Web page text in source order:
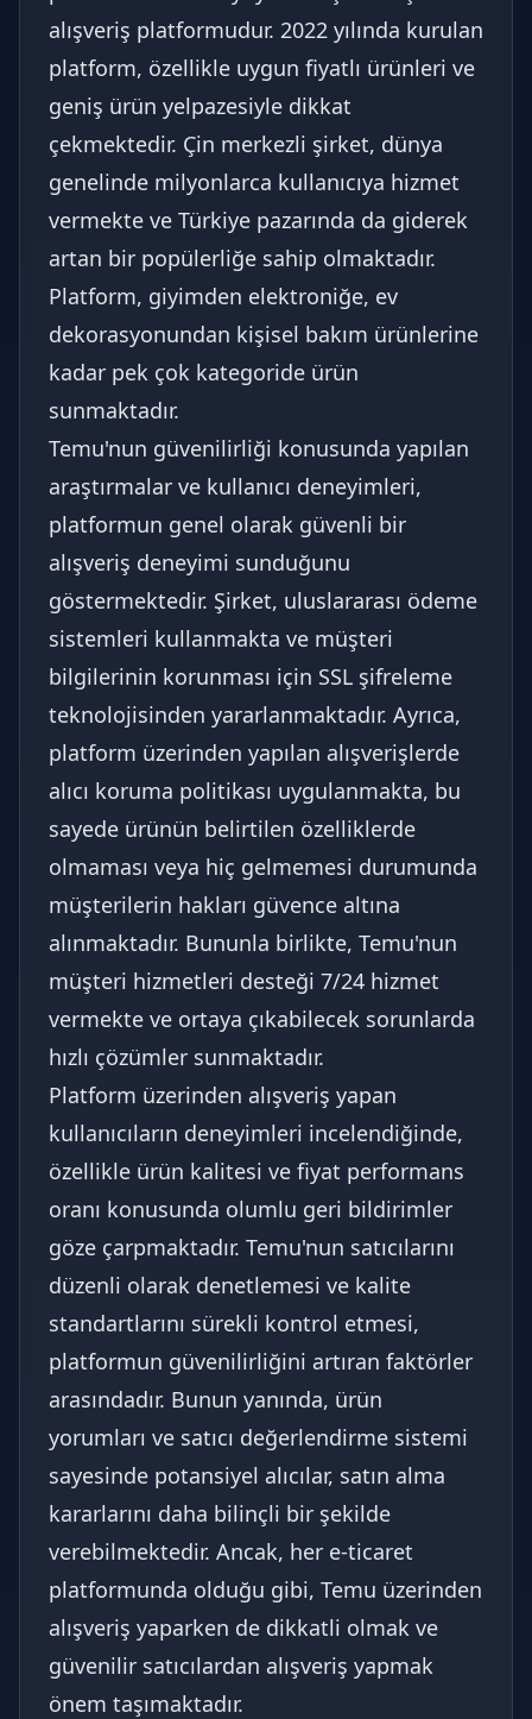
alışveriş platformudur. 2022 yılında kurulan
platform, özellikle uygun fiyatlı ürünleri ve
geniş ürün yelpazesiyle dikkat
çekmektedir. Çin merkezli şirket, dünya
genelinde milyonlarca kullanıcıya hizmet
vermekte ve Türkiye pazarında da giderek
artan bir popülerliğe sahip olmaktadır.
Platform, giyimden elektroniğe, ev
dekorasyonundan kişisel bakım ürünlerine
kadar pek çok kategoride ürün
sunmaktadır.
Temu'nun güvenilirliği konusunda yapılan
araştırmalar ve kullanıcı deneyimleri,
platformun genel olarak güvenli bir
alışveriş deneyimi sunduğunu
göstermektedir. Şirket, uluslararası ödeme
sistemleri kullanmakta ve müşteri
bilgilerinin korunması için SSL şifreleme
teknolojisinden yararlanmaktadır. Ayrıca,
platform üzerinden yapılan alışverişlerde
alıcı koruma politikası uygulanmakta, bu
sayede ürünün belirtilen özelliklerde
olmaması veya hiç gelmemesi durumunda
müşterilerin hakları güvence altına
alınmaktadır. Bununla birlikte, Temu'nun
müşteri hizmetleri desteği 7/24 hizmet
vermekte ve ortaya çıkabilecek sorunlarda
hızlı çözümler sunmaktadır.
Platform üzerinden alışveriş yapan
kullanıcıların deneyimleri incelendiğinde,
özellikle ürün kalitesi ve fiyat performans
oranı konusunda olumlu geri bildirimler
göze çarpmaktadır. Temu'nun satıcılarını
düzenli olarak denetlemesi ve kalite
standartlarını sürekli kontrol etmesi,
platformun güvenilirliğini artıran faktörler
arasındadır. Bunun yanında, ürün
yorumları ve satıcı değerlendirme sistemi
sayesinde potansiyel alıcılar, satın alma
kararlarını daha bilinçli bir şekilde
verebilmektedir. Ancak, her e-ticaret
platformunda olduğu gibi, Temu üzerinden
alışveriş yaparken de dikkatli olmak ve
güvenilir satıcılardan alışveriş yapmak
önem taşımaktadır.